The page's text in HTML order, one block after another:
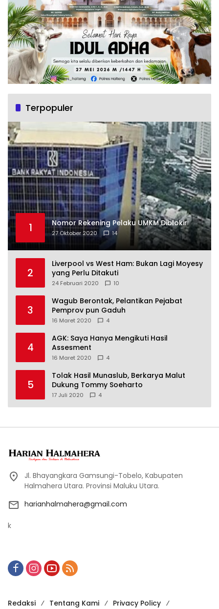
Terpopuler
1 Nomor Rekening Pelaku UMKM Diblokir
27 Oktober 2020 14
2
Liverpool vs West Ham: Bukan Lagi Moyesy
yang Perlu Ditakuti
24 Februari 2020 10
3
Wagub Berontak, Pelantikan Pejabat
Pemprov pun Gaduh
16 Maret 2020 4
4
AGK: Saya Hanya Mengikuti Hasil
Assesment
16 Maret 2020 4
5
Tolak Hasil Munaslub, Berkarya Malut
Dukung Tommy Soeharto
17 Juli 2020 4
Jl. Bhayangkara Gamsungi-Tobelo, Kabupaten
Halmahera Utara. Provinsi Maluku Utara.
harianhalmahera@gmail.com
k
Redaksi Tentang Kami Privacy Policy